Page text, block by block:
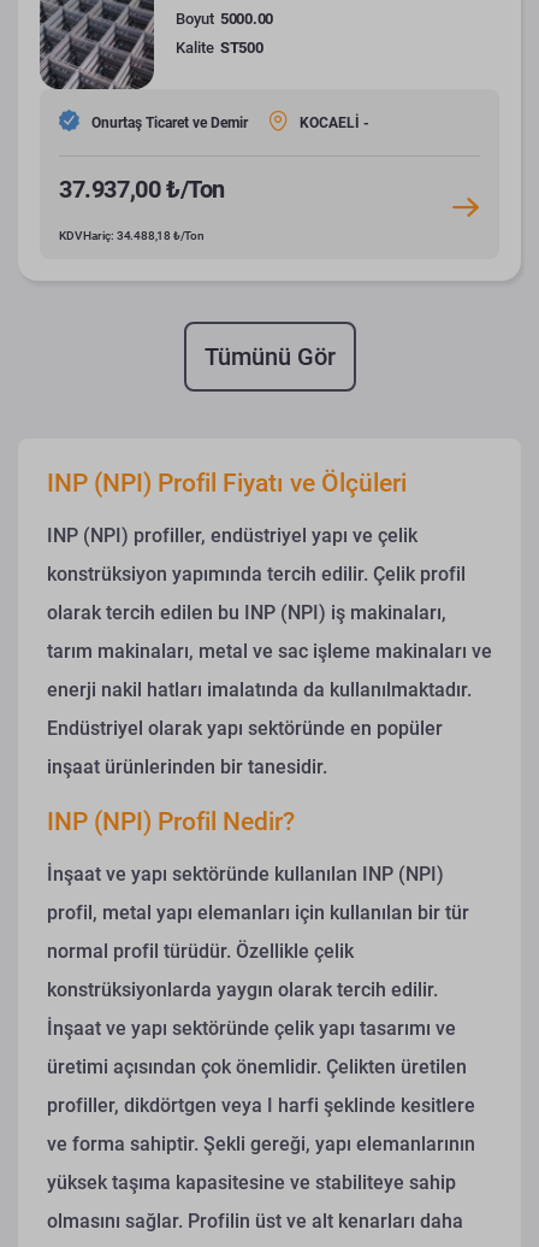
Boyut 5000.00
Kalite ST500
Onurtaş Ticaret ve Demir KOCAELİ -
37.937,00 ₺/Ton
KDV Hariç: 34.488,18 ₺/Ton
Tümünü Gör
INP (NPI) Profil Fiyatı ve Ölçüleri
INP (NPI) profiller, endüstriyel yapı ve çelik
konstrüksiyon yapımında tercih edilir. Çelik profil
olarak tercih edilen bu INP (NPI) iş makinaları,
tarım makinaları, metal ve sac işleme makinaları ve
enerji nakil hatları imalatında da kullanılmaktadır.
Endüstriyel olarak yapı sektöründe en popüler
inşaat ürünlerinden bir tanesidir.
INP (NPI) Profil Nedir?
İnşaat ve yapı sektöründe kullanılan INP (NPI)
profil, metal yapı elemanları için kullanılan bir tür
normal profil türüdür. Özellikle çelik
konstrüksiyonlarda yaygın olarak tercih edilir.
İnşaat ve yapı sektöründe çelik yapı tasarımı ve
üretimi açısından çok önemlidir. Çelikten üretilen
profiller, dikdörtgen veya I harfi şeklinde kesitlere
ve forma sahiptir. Şekli gereği, yapı elemanlarının
yüksek taşıma kapasitesine ve stabiliteye sahip
olmasını sağlar. Profilin üst ve alt kenarları daha